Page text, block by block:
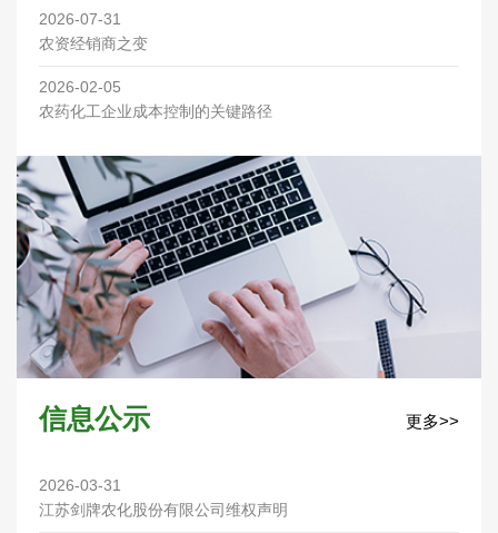
2026-07-31
农资经销商之变
2026-02-05
农药化工企业成本控制的关键路径
信息公示 更多>>
2026-03-31
江苏剑牌农化股份有限公司维权声明